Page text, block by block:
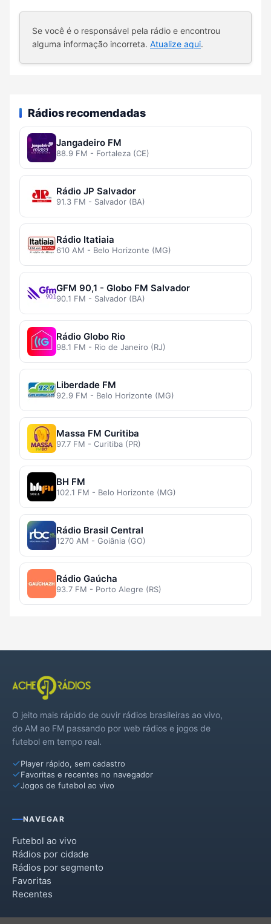
Se você é o responsável pela rádio e encontrou
alguma informação incorreta. Atualize aqui.
Rádios recomendadas
Jangadeiro FM
88.9 FM - Fortaleza (CE)
Rádio JP Salvador
91.3 FM - Salvador (BA)
Rádio Itatiaia
610 AM - Belo Horizonte (MG)
GFM 90,1 - Globo FM Salvador
90.1 FM - Salvador (BA)
Rádio Globo Rio
98.1 FM - Rio de Janeiro (RJ)
Liberdade FM
92.9 FM - Belo Horizonte (MG)
Massa FM Curitiba
97.7 FM - Curitiba (PR)
BH FM
102.1 FM - Belo Horizonte (MG)
Rádio Brasil Central
1270 AM - Goiânia (GO)
Rádio Gaúcha
93.7 FM - Porto Alegre (RS)
O jeito mais rápido de ouvir rádios brasileiras ao vivo,
do AM ao FM passando por web rádios e jogos de
futebol em tempo real.
Player rápido, sem cadastro
Favoritas e recentes no navegador
Jogos de futebol ao vivo
NAVEGAR
Futebol ao vivo
Rádios por cidade
Rádios por segmento
Favoritas
Recentes